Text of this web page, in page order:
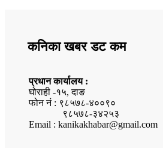
कनिका खबर डट कम
प्रधान कार्यालय :
घोराही -१५, दाङ
फोन नं : ९८५७८-४००९०
९८५७८-३४२५३
Email : kanikakhabar@gmail.com